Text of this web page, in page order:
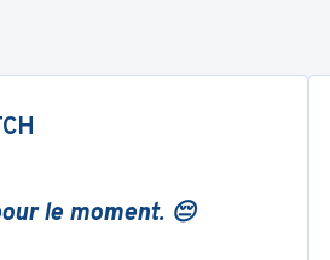
le moment. 😔